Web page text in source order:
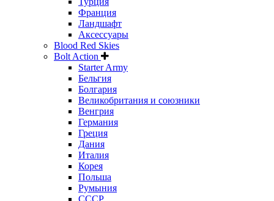
Франция
Ландшафт
Аксессуары
Blood Red Skies
Bolt Action
Starter Army
Бельгия
Болгария
Великобритания и союзники
Венгрия
Германия
Греция
Дания
Италия
Корея
Польша
Румыния
СССР